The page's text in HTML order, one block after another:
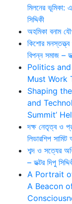
মিলনের ভূমিকা:
সিদ্দিকী
অহমিকা বনাম
কিশোর মনস্তত্ত্ব
বিপন্ন সমাজ –
Politics
Must Work
Shaping
and
Summit’
দক্ষ নেতৃত্ব ও
লিডারশিপ সামিট
শব্দ ও সত্যের
– ডক্টর দিপু
A Portrait
A Beacon